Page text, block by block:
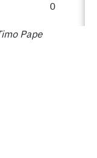
0
Pape